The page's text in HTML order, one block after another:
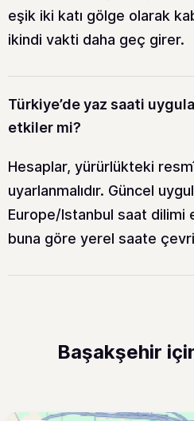
eşik iki katı gölge olarak
ikindi vakti daha geç girer.
Türkiye’de yaz saati
etkiler mi?
Hesaplar, yürürlükteki
uyarlanmalıdır. Güncel
Europe/Istanbul saat dilimi
buna göre yerel saate
Başakşehir